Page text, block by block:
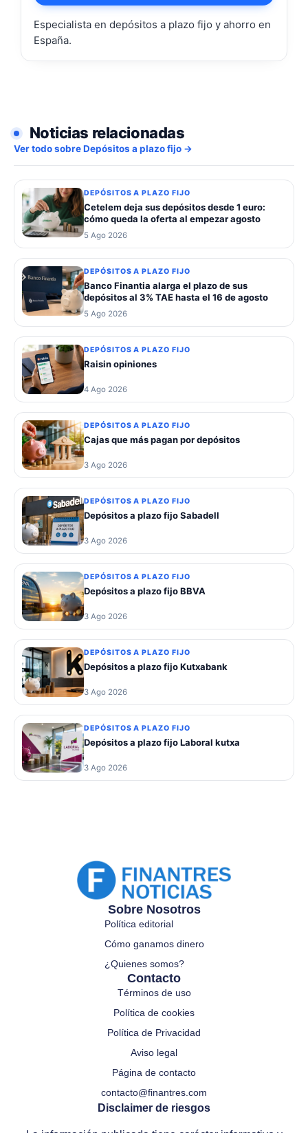
Especialista en depósitos a plazo fijo y ahorro en
España.
Noticias relacionadas
Ver todo sobre Depósitos a plazo fijo →
DEPÓSITOS A PLAZO FIJO
Cetelem deja sus depósitos desde 1 euro:
cómo queda la oferta al empezar agosto
5 Ago 2026
DEPÓSITOS A PLAZO FIJO
Banco Finantia alarga el plazo de sus
depósitos al 3% TAE hasta el 16 de agosto
5 Ago 2026
DEPÓSITOS A PLAZO FIJO
Raisin opiniones
4 Ago 2026
DEPÓSITOS A PLAZO FIJO
Cajas que más pagan por depósitos
3 Ago 2026
DEPÓSITOS A PLAZO FIJO
Depósitos a plazo fijo Sabadell
3 Ago 2026
DEPÓSITOS A PLAZO FIJO
Depósitos a plazo fijo BBVA
3 Ago 2026
DEPÓSITOS A PLAZO FIJO
Depósitos a plazo fijo Kutxabank
3 Ago 2026
DEPÓSITOS A PLAZO FIJO
Depósitos a plazo fijo Laboral kutxa
3 Ago 2026
Sobre Nosotros
Política editorial
Cómo ganamos dinero
¿Quienes somos?
Contacto
Términos de uso
Política de cookies
Política de Privacidad
Aviso legal
Página de contacto
contacto@finantres.com
Disclaimer de riesgos